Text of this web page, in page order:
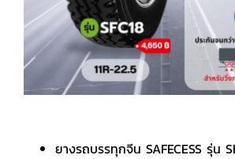
ยางรถบรรทุกจีน SAFECESS รุ่น